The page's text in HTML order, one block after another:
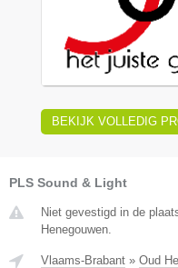
BEKIJK VOLLEDIG
PLS Sound & Light
Niet gevestigd in de
Henegouwen.
Vlaams-Brabant » Oud